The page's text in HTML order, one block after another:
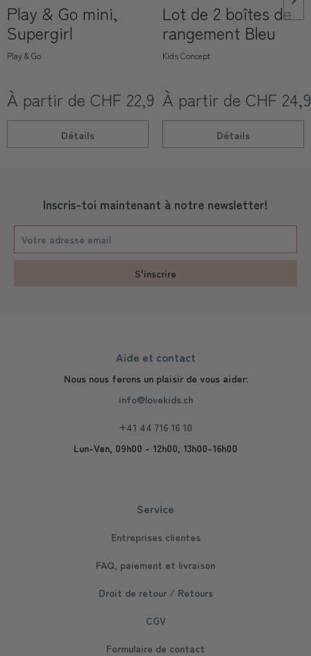
Play & Go mini,
Supergirl
Play & Go
À partir de CHF 22,90
Détails
Lot de 2 boîtes de
rangement Bleu
Kids Concept
À partir de CHF
Détails
Inscris-toi maintenant à notre newsletter!
S'inscrire
Aide et contact
Nous nous ferons un plaisir de vous aider:
info@lovekids.ch
+41 44 716 16 10
Lun-Ven, 09h00 - 12h00, 13h00-16h00
Service
Entreprises clientes
FAQ, paiement et livraison
Droit de retour / Retours
CGV
Formulaire de contact